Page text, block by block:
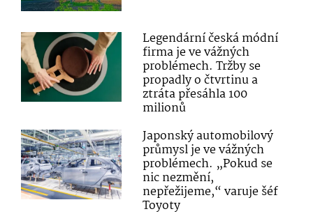
Legendární česká módní
firma je ve vážných
problémech. Tržby se
propadly o čtvrtinu a
ztráta přesáhla 100
milionů
Japonský automobilový
průmysl je ve vážných
problémech. „Pokud se
nic nezmění,
nepřežijeme,“ varuje šéf
Toyoty